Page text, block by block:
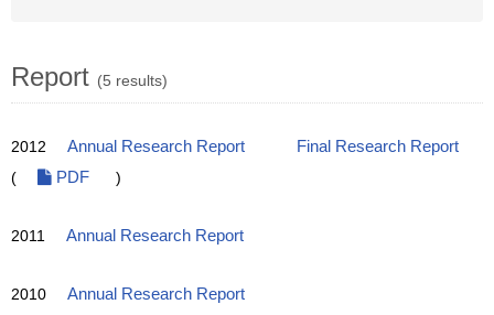
Report (5 results)
2012 Annual Research Report
Final Research Report
(
PDF )
2011 Annual Research Report
2010 Annual Research Report